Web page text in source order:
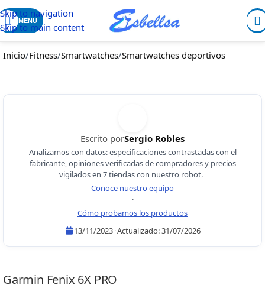
Skip to navigation
Skip to main content
MENU
Inicio/Fitness/Smartwatches/Smartwatches deportivos
Escrito porSergio Robles
Analizamos con datos: especificaciones contrastadas con el
fabricante, opiniones verificadas de compradores y precios
vigilados en 7 tiendas con nuestro robot.
Conoce nuestro equipo
·
Cómo probamos los productos
13/11/2023·Actualizado:31/07/2026
Garmin Fenix 6X PRO